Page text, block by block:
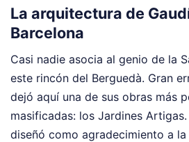
La arquitectura de
Barcelona
Casi nadie asocia al genio de la
este rincón del Berguedà. Gran
dejó aquí una de sus obras más
masificadas: los Jardines
diseñó como agradecimiento a